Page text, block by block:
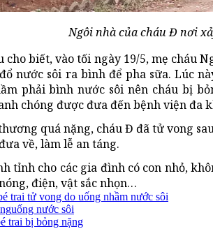
Ngôi nhà của cháu Đ nơi
cho biết, vào tối ngày 19/5, mẹ cháu
nước sôi ra bình để pha sữa. Lúc
phải bình nước sôi nên cháu bị
chóng được đưa đến bệnh viện đa
quá nặng, cháu Đ đã tử vong
về, làm lễ an táng.
tỉnh cho các gia đình có con nhỏ,
điện, vật sắc nhọn…
trai tử vong do uống nhầm nước sôi
uống nước sôi
trai bị bỏng nặng